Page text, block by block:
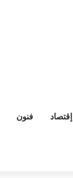
إقتصاد فنون